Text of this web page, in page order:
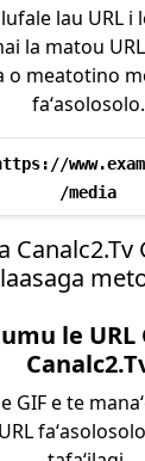
lau URL
la matou
o meatotino
faʻasolosolo.
/media
Canalc2.Tv
laasaga
le
GIF e te